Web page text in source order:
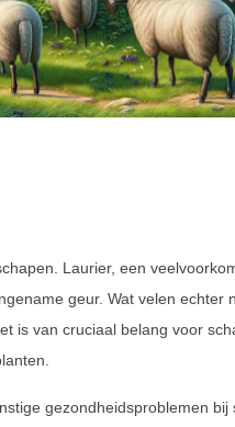
Laurier, een
geur. Wat velen echter
is van cruciaal belang voor
gezondheidsproblemen bij